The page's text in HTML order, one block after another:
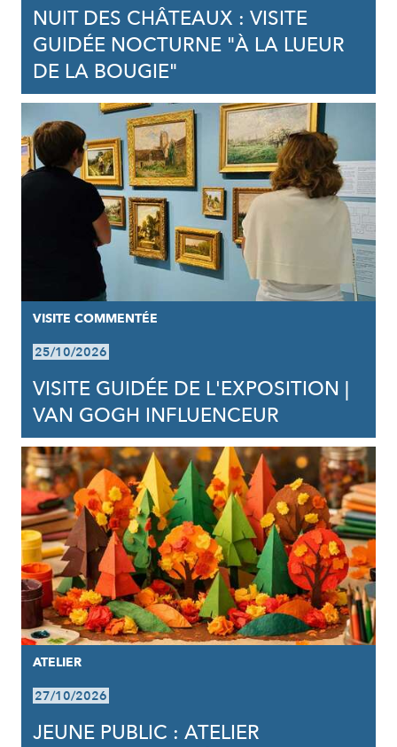
NUIT DES CHÂTEAUX : VISITE
GUIDÉE NOCTURNE "À LA LUEUR
DE LA BOUGIE"
VISITE COMMENTÉE
25/10/2026
VISITE GUIDÉE DE L'EXPOSITION |
VAN GOGH INFLUENCEUR
ATELIER
27/10/2026
JEUNE PUBLIC : ATELIER